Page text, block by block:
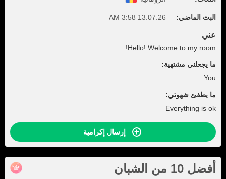
البث الماضي: 13.07.26 3:58 AM
عني
Hello! Welcome to my room!
ما يجعلني مشتهية:
You
ما يطفئ شهوتي:
Everything is ok
إرسال إكرامية
أفضل 10 من الشبان